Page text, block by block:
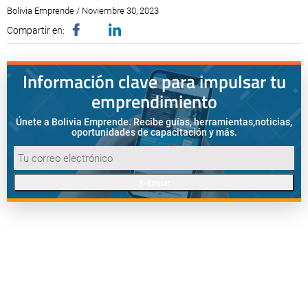
Bolivia Emprende / Noviembre 30, 2023
Compartir en:
Información clave para impulsar tu
emprendimiento
Únete a Bolivia Emprende. Recibe guías, herramientas,noticias,
oportunidades de capacitación y más.